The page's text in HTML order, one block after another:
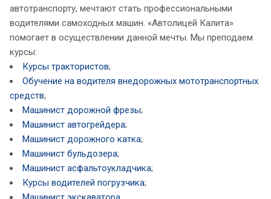
автотранспорту, мечтают стать профессиональными
водителями самоходных машин. «Автолицей Калита»
помогает в осуществлении данной мечты. Мы преподаем
курсы:
Курсы трактористов;
Обучение на водителя внедорожных мототранспортных
средств;
Машинист дорожной фрезы;
Машинист автогрейдера;
Машинист дорожного катка;
Машинист бульдозера;
Машинист асфальтоукладчика;
Курсы водителей погрузчика;